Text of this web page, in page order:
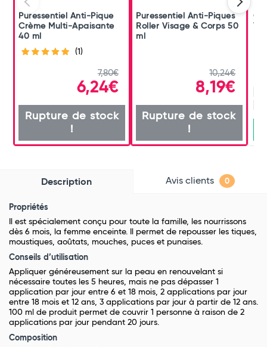
Puressentiel Anti-Pique
Crème Multi-Apaisante
40 ml
(1)
7,80€
6,24€
Rupture de stock
!
Puressentiel Anti-Piques
Roller Visage & Corps 50
ml
10,24€
8,19€
Rupture de stock
!
Description Avis clients 0
Propriétés
Il est spécialement conçu pour toute la famille, les nourrissons
dès 6 mois, la femme enceinte. Il permet de repousser les tiques,
moustiques, aoûtats, mouches, puces et punaises.
Conseils d’utilisation
Appliquer généreusement sur la peau en renouvelant si
nécessaire toutes les 5 heures, mais ne pas dépasser 1
application par jour entre 6 et 18 mois, 2 applications par jour
entre 18 mois et 12 ans, 3 applications par jour à partir de 12 ans.
100 ml de produit permet de couvrir 1 personne à raison de 2
applications par jour pendant 20 jours.
Composition